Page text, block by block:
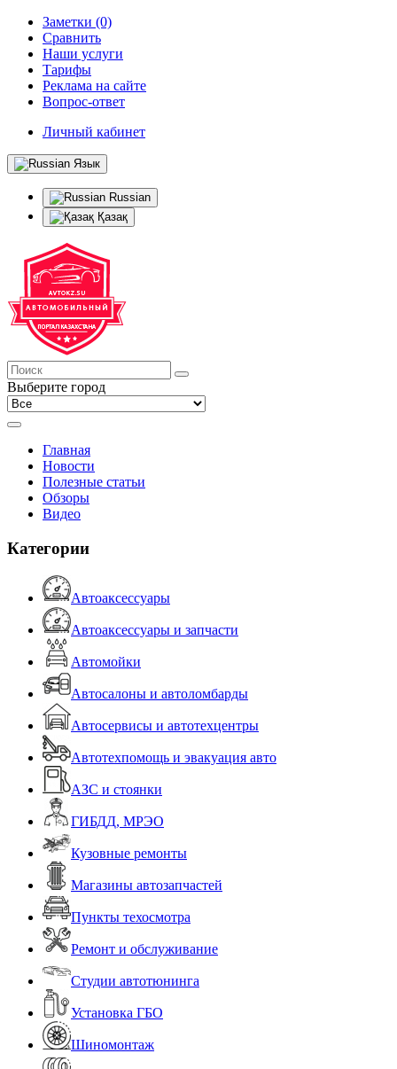
Заметки (0)
Сравнить
Наши услуги
Тарифы
Реклама на сайте
Вопрос-ответ
Личный кабинет
Язык
Russian
Қазақ
Выберите город
Главная
Новости
Полезные статьи
Обзоры
Видео
Категории
Автоаксессуары
Автоаксессуары и запчасти
Автомойки
Автосалоны и автоломбарды
Автосервисы и автотехцентры
Автотехпомощь и эвакуация авто
АЗС и стоянки
ГИБДД, МРЭО
Кузовные ремонты
Магазины автозапчастей
Пункты техосмотра
Ремонт и обслуживание
Студии автотюнинга
Установка ГБО
Шиномонтаж